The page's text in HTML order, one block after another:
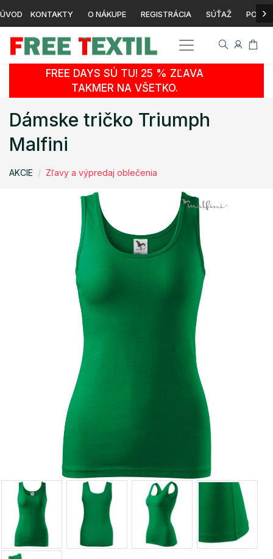
ÚVOD KONTAKTY O NÁKUPE REGISTRÁCIA SÚŤAŽ ›
FREE DAYS SÚ TU! 25 % ZĽAVA
TAKMER NA VŠETKO.
Dámske tričko Triumph
Malfini
AKCIE Zľavy a výpredaj oblečenia